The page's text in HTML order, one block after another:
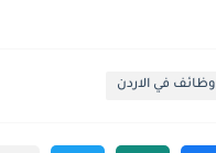
وظائف في الاردن